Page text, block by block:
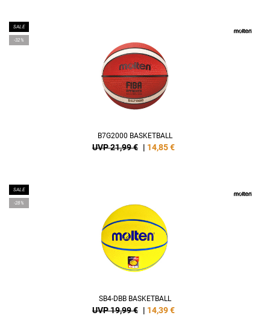
SALE
-32%
B7G2000 BASKETBALL
UVP 21,99 € | 14,85€
SALE
-28%
SB4-DBB BASKETBALL
UVP 19,99 € | 14,39€